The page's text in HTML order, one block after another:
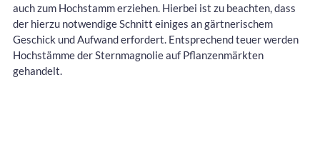
auch zum Hochstamm erziehen. Hierbei ist zu beachten, dass
der hierzu notwendige Schnitt einiges an gärtnerischem
Geschick und Aufwand erfordert. Entsprechend teuer werden
Hochstämme der Sternmagnolie auf Pflanzenmärkten
gehandelt.